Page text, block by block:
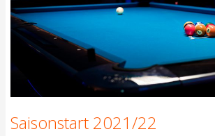
Saisonstart 2021/22